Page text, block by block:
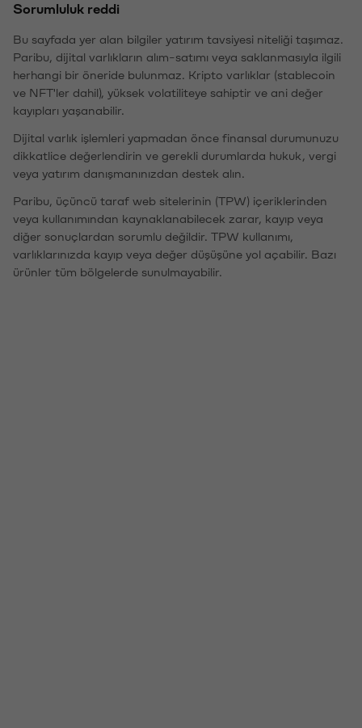
Sorumluluk reddi
Bu sayfada yer alan bilgiler yatırım tavsiyesi niteliği taşımaz.
Paribu, dijital varlıkların alım-satımı veya saklanmasıyla ilgili
herhangi bir öneride bulunmaz. Kripto varlıklar (stablecoin
ve NFT'ler dahil), yüksek volatiliteye sahiptir ve ani değer
kayıpları yaşanabilir.
Dijital varlık işlemleri yapmadan önce finansal durumunuzu
dikkatlice değerlendirin ve gerekli durumlarda hukuk, vergi
veya yatırım danışmanınızdan destek alın.
Paribu, üçüncü taraf web sitelerinin (TPW) içeriklerinden
veya kullanımından kaynaklanabilecek zarar, kayıp veya
diğer sonuçlardan sorumlu değildir. TPW kullanımı,
varlıklarınızda kayıp veya değer düşüşüne yol açabilir. Bazı
ürünler tüm bölgelerde sunulmayabilir.